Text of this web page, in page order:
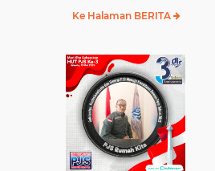
Ke Halaman BERITA